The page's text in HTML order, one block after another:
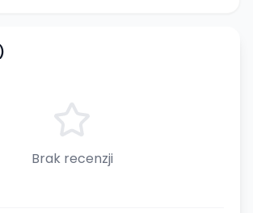
)
Brak recenzji